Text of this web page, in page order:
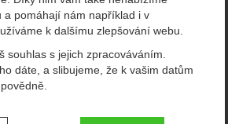
a pomáhají nám například i v
k dalšímu zlepšování webu.
souhlas s jejich zpracováváním.
dáte, a slibujeme, že k vašim datům
s kategoriemi